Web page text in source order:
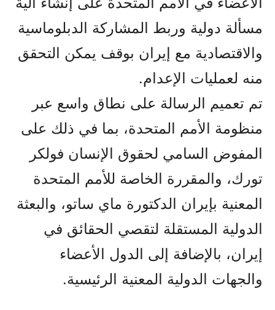
مسألة دولية وربط المشاركة الدبلوماسية
والاقتصادية مع إيران بوقف يمكن التحقق
منه لعمليات الإعدام.
تم تعميم الرسالة على نطاق واسع عبر
منظومة الأمم المتحدة، بما في ذلك على
المفوض السامي لحقوق الإنسان فولكر
تورك، والمقررة الخاصة للأمم المتحدة
المعنية بإيران الدكتورة ماي ساتو، والبعثة
الدولية المستقلة لتقصي الحقائق في
إيران، بالإضافة إلى الدول الأعضاء
والجهات الدولية المعنية الرئيسية.